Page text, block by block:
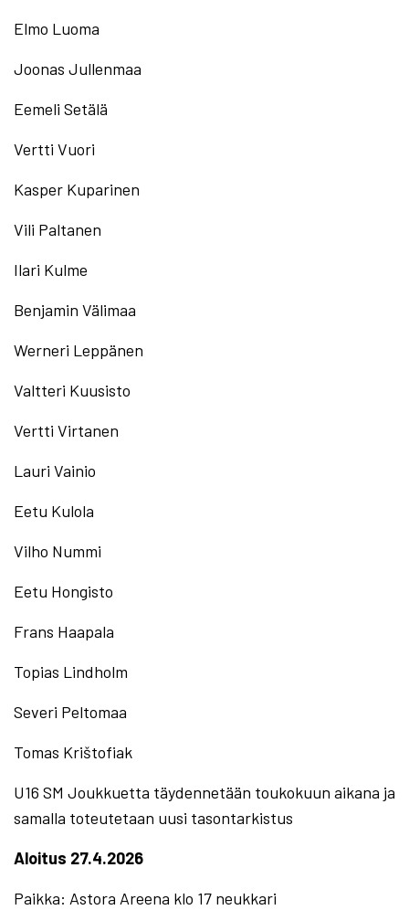
Elmo Luoma
Joonas Jullenmaa
Eemeli Setälä
Vertti Vuori
Kasper Kuparinen
Vili Paltanen
Ilari Kulme
Benjamin Välimaa
Werneri Leppänen
Valtteri Kuusisto
Vertti Virtanen
Lauri Vainio
Eetu Kulola
Vilho Nummi
Eetu Hongisto
Frans Haapala
Topias Lindholm
Severi Peltomaa
Tomas Krištofiak
U16 SM Joukkuetta täydennetään toukokuun aikana ja
samalla toteutetaan uusi tasontarkistus
Aloitus 27.4.2026
Paikka: Astora Areena klo 17 neukkari